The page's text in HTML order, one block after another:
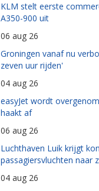
KLM stelt eerste
A350-900 uit
06 aug 26
Groningen vanaf nu
zeven uur rijden'
04 aug 26
easyJet wordt
haakt af
06 aug 26
Luchthaven Luik krijgt
passagiersvluchten naar
04 aug 26